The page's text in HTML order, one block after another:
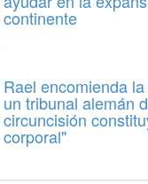
continente
Rael encomienda
un tribunal alemán
circuncisión
corporal"